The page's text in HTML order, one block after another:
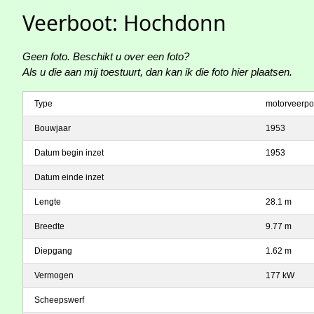
Veerboot: Hochdonn
Geen foto. Beschikt u over een foto?
Als u die aan mij toestuurt, dan kan ik die foto hier plaatsen.
Type
Bouwjaar 1953
Datum begin inzet 1953
Datum einde inzet
Lengte 28.1 m
Breedte 9.77 m
Diepgang 1.62 m
Vermogen 177 kW
Scheepswerf